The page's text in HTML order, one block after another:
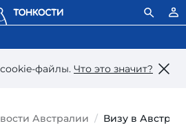
файлы. Что это значит?
Австралии Визу в